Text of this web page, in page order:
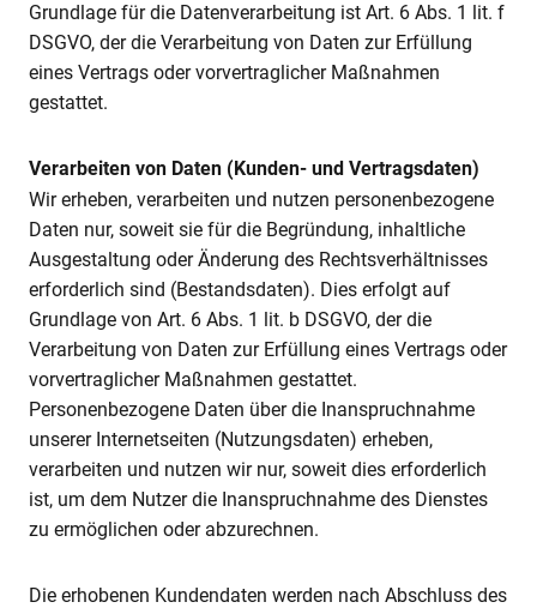
Grundlage für die Datenverarbeitung ist Art. 6 Abs. 1 lit. f
DSGVO, der die Verarbeitung von Daten zur Erfüllung
eines Vertrags oder vorvertraglicher Maßnahmen
gestattet.
Verarbeiten von Daten (Kunden- und Vertragsdaten)
Wir erheben, verarbeiten und nutzen personenbezogene
Daten nur, soweit sie für die Begründung, inhaltliche
Ausgestaltung oder Änderung des Rechtsverhältnisses
erforderlich sind (Bestandsdaten). Dies erfolgt auf
Grundlage von Art. 6 Abs. 1 lit. b DSGVO, der die
Verarbeitung von Daten zur Erfüllung eines Vertrags oder
vorvertraglicher Maßnahmen gestattet.
Personenbezogene Daten über die Inanspruchnahme
unserer Internetseiten (Nutzungsdaten) erheben,
verarbeiten und nutzen wir nur, soweit dies erforderlich
ist, um dem Nutzer die Inanspruchnahme des Dienstes
zu ermöglichen oder abzurechnen.
Die erhobenen Kundendaten werden nach Abschluss des